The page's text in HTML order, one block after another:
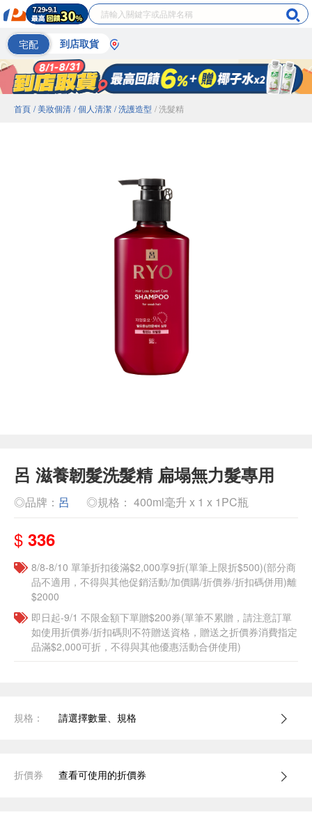
宅配 到店取貨
首頁 / 美妝個清 / 個人清潔 / 洗護造型 / 洗髮精
呂 滋養韌髮洗髮精 扁塌無力髮專用
◎品牌： 呂 ◎規格： 400ml毫升 x 1 x 1PC瓶
$ 336
8/8-8/10 單筆折扣後滿$2,000享9折(單筆上限折$500)(部分商
品不適用，不得與其他促銷活動/加價購/折價券/折扣碼併用)離
$2000
即日起-9/1 不限金額下單贈$200券(單筆不累贈，請注意訂單
如使用折價券/折扣碼則不符贈送資格，贈送之折價券消費指定
品滿$2,000可折，不得與其他優惠活動合併使用)
規格： 請選擇數量、規格
折價券 查看可使用的折價券